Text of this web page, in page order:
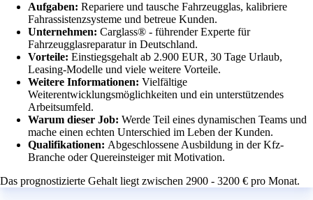
Aufgaben: Repariere und tausche Fahrzeugglas, kalibriere
Fahrassistenzsysteme und betreue Kunden.
Unternehmen: Carglass® - führender Experte für
Fahrzeugglasreparatur in Deutschland.
Vorteile: Einstiegsgehalt ab 2.900 EUR, 30 Tage Urlaub,
Leasing-Modelle und viele weitere Vorteile.
Weitere Informationen: Vielfältige
Weiterentwicklungsmöglichkeiten und ein unterstützendes
Arbeitsumfeld.
Warum dieser Job: Werde Teil eines dynamischen Teams und
mache einen echten Unterschied im Leben der Kunden.
Qualifikationen: Abgeschlossene Ausbildung in der Kfz-
Branche oder Quereinsteiger mit Motivation.
Das prognostizierte Gehalt liegt zwischen 2900 - 3200 € pro Monat.